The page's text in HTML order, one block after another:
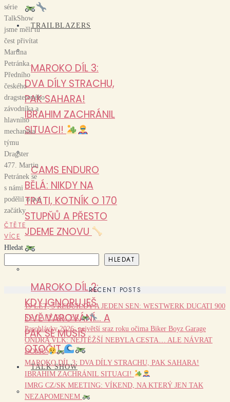
TRAILBLAZERS
MAROKO DÍL 3:
DVA DÍLY STRACHU,
PAK SAHARA!
IBRAHIM ZACHRÁNIL
SITUACI!
CAMS ENDURO
BĚLÁ: NIKDY NA
TRATI, KOTNÍK O 170
STUPŇŮ A PŘESTO
JDEME ZNOVU
MAROKO DÍL 2:
KDY IGNORUJEŠ
DVĚ VAROVÁNÍ… A
PAK SE MUSÍŠ
OTOČIT
TALK SHOW
série
TalkShow
jsme měli tu
čest přivítat
Martina
Petránka.
Předního
českého
dragsterového
závodníka a
hlavního
mechanika
týmu
Dragster
477. Martin
Petránek se
s námi
podělil o své
začátky
ČTĚTE
VÍCE
Hledat
HLEDAT
RECENT POSTS
19 LET, 3 REBUILDY A JEDEN SEN: WESTWERK DUCATI 900
SS CAFÉ RACER
Pasohlávky 2026: největší sraz roku očima Biker Boyz Garage
ONDRA VLK: NEJTĚŽŠÍ NEBYLA CESTA… ALE NÁVRAT
DOMŮ
MAROKO DÍL 3: DVA DÍLY STRACHU, PAK SAHARA!
IBRAHIM ZACHRÁNIL SITUACI!
IMRG CZ/SK MEETING: VÍKEND, NA KTERÝ JEN TAK
NEZAPOMENEM